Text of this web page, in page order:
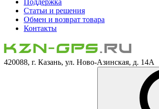
Поддержка
Статьи и решения
Обмен и возврат товара
Контакты
420088, г. Казань, ул. Ново-Азинская, д. 14А